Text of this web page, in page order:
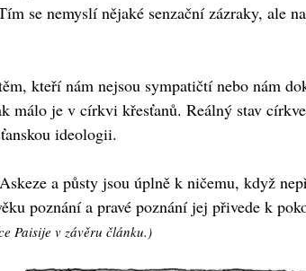
se nemyslí nějaké senzační zázraky, ale
kteří nám nejsou sympatičtí nebo nám
je v církvi křesťanů. Reálný stav
ideologii.
a půsty jsou úplně k ničemu, když
poznání a pravé poznání jej přivede k
Paisije v závěru článku.)